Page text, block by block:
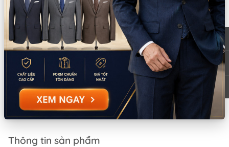
Tạm nghỉ thứ 5-thứ 6 (ngày 6/8-7/8): 759/3A
Hương Lộ 2, Phường Bình Trị Đông, TPHCM
bản đồ
0932.713.594 - 0986.324.594
9:00 - 18:00 (Thứ 2 - Thứ 7)
CN Bình Thạnh
Tồn: 0
58/6 Tân Cảng, Phường Thạnh Mỹ Tây,
TPHCM
Xem
bản đồ
086.7474.247 - 086.8644.086
9:00 - 18:00 (Thứ 2 - Chủ nhật)
Thông tin sản phẩm